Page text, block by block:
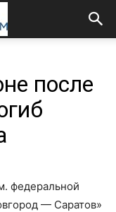
после
федеральной
— Саратов»